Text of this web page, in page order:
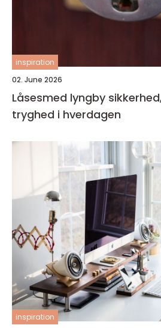
inspiration
02. June 2026
Låsesmed lyngby sikkerhed, service og
tryghed i hverdagen
inspiration